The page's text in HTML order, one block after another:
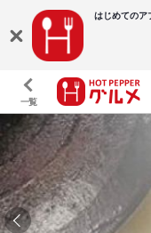
はじめてのア
一覧